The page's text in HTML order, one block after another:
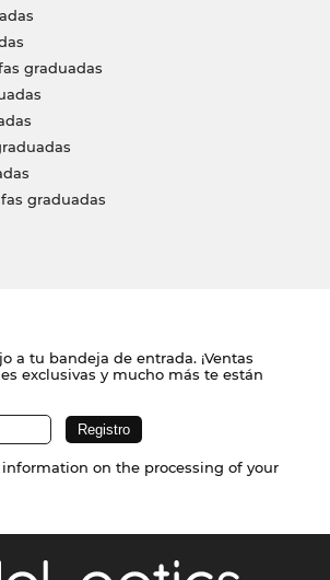
graduadas
graduadas
a tu bandeja de entrada. ¡Ventas
exclusivas y mucho más te están
on the processing of your